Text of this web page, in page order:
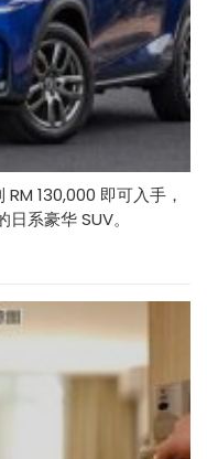
130,000 即可入手，
系豪华 SUV。